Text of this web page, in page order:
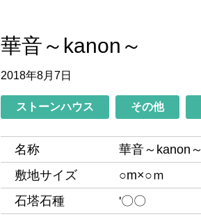
華音～kanon～
2018年8月7日
ストーンハウス その他
名称
華音～kanon～
敷地サイズ
○m×○ｍ
石塔石種
'〇〇